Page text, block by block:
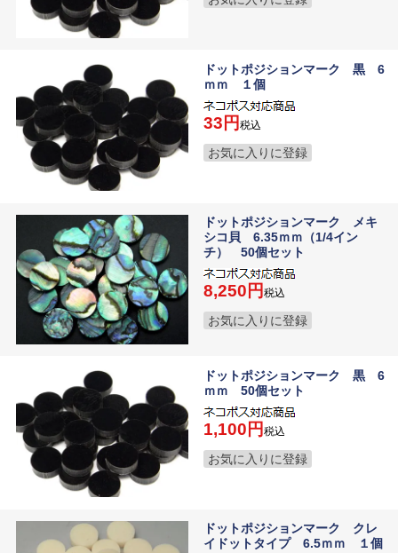
ドットポジションマーク 黒 6
ｍｍ １個
33 税込
お気に入りに登録
ドットポジションマーク メキ
シコ貝 6.35ｍｍ（1/4イン
チ） 50個セット
8,250 税込
お気に入りに登録
ドットポジションマーク 黒 6
ｍｍ 50個セット
1,100 税込
お気に入りに登録
ドットポジションマーク クレ
イドットタイプ 6.5ｍｍ １個